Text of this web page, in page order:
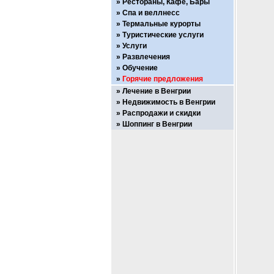
Рестораны, Кафе, Бары
Спа и веллнесс
Термальные курорты
Туристические услуги
Услуги
Развлечения
Обучение
Горячие предложения
Лечение в Венгрии
Недвижимость в Венгрии
Распродажи и скидки
Шоппинг в Венгрии